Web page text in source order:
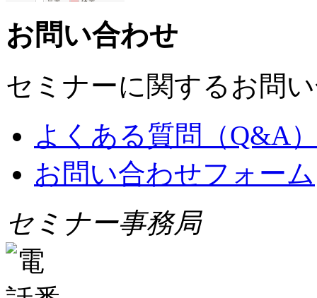
お問い合わせ
セミナーに関するお問
よくある質問（Q&A
お問い合わせフォーム
セミナー事務局